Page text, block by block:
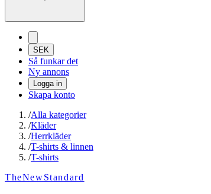
SEK
Så funkar det
Ny annons
Logga in
Skapa konto
/Alla kategorier
/Kläder
/Herrkläder
/T-shirts & linnen
/T-shirts
TheNewStandard